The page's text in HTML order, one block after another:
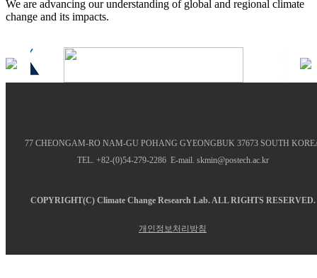
We are advancing our understanding of global and regional climate
change and its impacts.
77 CHEONGAM-RO NAM-GU POHANG GYEONGBUK 37673 SOUTH
TEL. +82-(0)54-279-2286 E-mail. skmin@postech.ac.kr
COPYRIGHT(C) Climate Change Research Lab.ALL RIGHTS RESERVED.
개인정보처리방침